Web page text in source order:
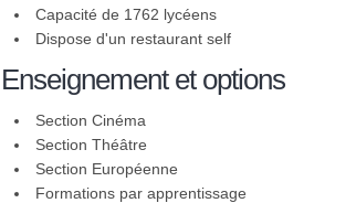
Capacité de 1762 lycéens
Dispose d'un restaurant self
Enseignement et options
Section Cinéma
Section Théâtre
Section Européenne
Formations par apprentissage